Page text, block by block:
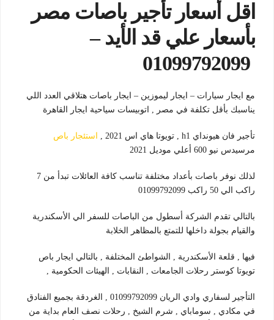
اقل أسعار تأجير باصات مصر
بأسعار علي قد الأيد –
مع ايجار سيارات – ايجار ليموزين – ايجار باصات هتلاقي العدد اللي
يناسبك بأقل تكلفة في مصر , اتوبيسات سياحية ايجار القاهرة
تأجير فان هيونداي h1 , تويوتا هاي اس 2021 ,
استئجار باص
مرسيدس نيو 600 أعلي موديل 2021
لذلك نوفر باصات بأعداد مختلفة تناسب كافة العائلات تبدأ من 7
راكب الي 50 راكب 01099792099
بالتالي تقدم الشركة أسطول من الباصات للسفر الي الأسكندرية
والقيام بجولة داخلها للتمتع بالمظاهر الخلابة
فيها , قلعة الأسكندرية , الشواطئ المختلفة , بالتالي ايجار باص
تويوتا كوستر رحلات الجامعات , النقابات , الهيئات الحكومية ,
التأجير لسفاري وادي الريان 01099792099 , الغردقة بجميع الفنادق
في مكادي , سوماباي , شرم الشيخ , رحلات نصف العام بداية من